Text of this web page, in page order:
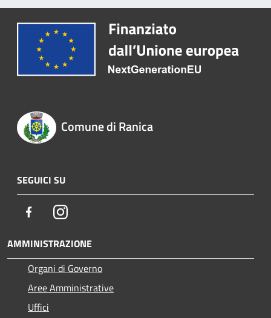
Comune di Ranica
SEGUICI SU
FacebookInstagram
AMMINISTRAZIONE
Organi di Governo
Aree Amministrative
Uffici